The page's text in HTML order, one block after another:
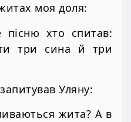
моя доля:
хто спитав:
три сина й три
Уляну:
жита? А в